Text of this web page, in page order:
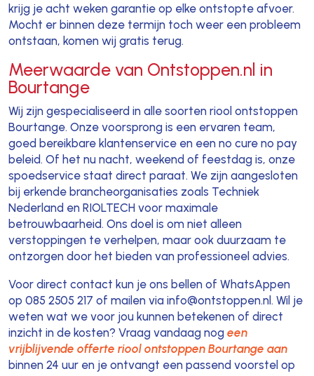
krijg je acht weken garantie op elke ontstopte afvoer.
Mocht er binnen deze termijn toch weer een probleem
ontstaan, komen wij gratis terug.
Meerwaarde van Ontstoppen.nl in
Bourtange
Wij zijn gespecialiseerd in alle soorten riool ontstoppen
Bourtange. Onze voorsprong is een ervaren team,
goed bereikbare klantenservice en een no cure no pay
beleid. Of het nu nacht, weekend of feestdag is, onze
spoedservice staat direct paraat. We zijn aangesloten
bij erkende brancheorganisaties zoals Techniek
Nederland en RIOLTECH voor maximale
betrouwbaarheid. Ons doel is om niet alleen
verstoppingen te verhelpen, maar ook duurzaam te
ontzorgen door het bieden van professioneel advies.
Voor direct contact kun je ons bellen of WhatsAppen
op 085 2505 217 of mailen via info@ontstoppen.nl. Wil je
weten wat we voor jou kunnen betekenen of direct
inzicht in de kosten? Vraag vandaag nog een
vrijblijvende offerte riool ontstoppen Bourtange aan
binnen 24 uur en je ontvangt een passend voorstel op